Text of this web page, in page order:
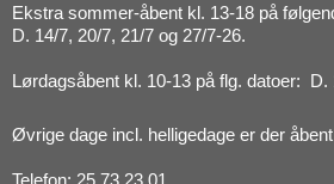
Ekstra sommer-åbent kl. 13-18 på
D. 14/7, 20/7, 21/7 og 27/7-26.
Lørdagsåbent kl. 10-13 på flg. datoer: D.
Øvrige dage incl. helligedage er der